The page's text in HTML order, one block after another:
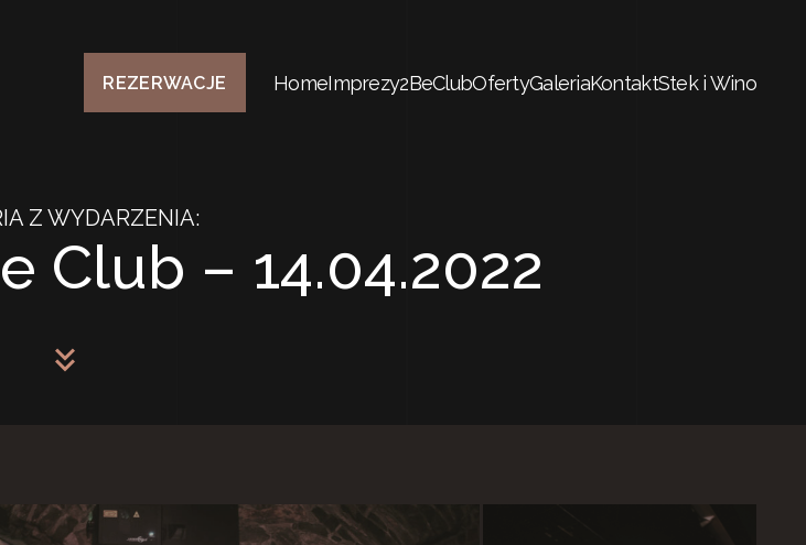
REZERWACJE HomeImprezy2BeClubOfertyGaleriaKontaktStek i Wino
Z WYDARZENIA:
Club – 14.04.2022
keyboard_double_arrow_down